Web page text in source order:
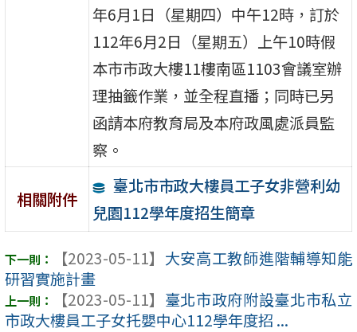
年6月1日（星期四）中午12時，訂於
112年6月2日（星期五）上午10時假
本市市政大樓11樓南區1103會議室辦
理抽籤作業，並全程直播；同時已另
函請本府教育局及本府政風處派員監
察。
相關附件
臺北市市政大樓員工子女非營利幼
兒園112學年度招生簡章
【2023-05-11】 大安高工教師進階輔導知能
研習實施計畫
【2023-05-11】 臺北市政府附設臺北市私立
市政大樓員工子女托嬰中心112學年度招 ...